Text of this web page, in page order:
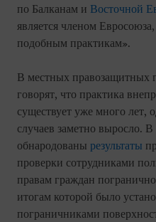
по Балканам и Восточной
является членом
подобным практикам».
В местных правозащитных
говорят, что практика
существует уже много лет,
случаев заметно выросло.
обнародованы результаты
проверки сотрудниками
правам граждан
итогам которой было
пограничниками